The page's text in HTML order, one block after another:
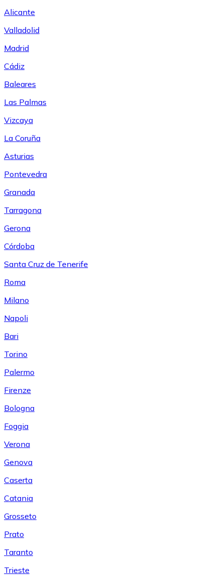
Alicante
Valladolid
Madrid
Cádiz
Baleares
Las Palmas
Vizcaya
La Coruña
Asturias
Pontevedra
Granada
Tarragona
Gerona
Córdoba
Santa Cruz de Tenerife
Roma
Milano
Napoli
Bari
Torino
Palermo
Firenze
Bologna
Foggia
Verona
Genova
Caserta
Catania
Grosseto
Prato
Taranto
Trieste